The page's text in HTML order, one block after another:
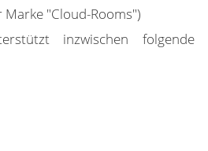
"Cloud-Rooms")
inzwischen folgende